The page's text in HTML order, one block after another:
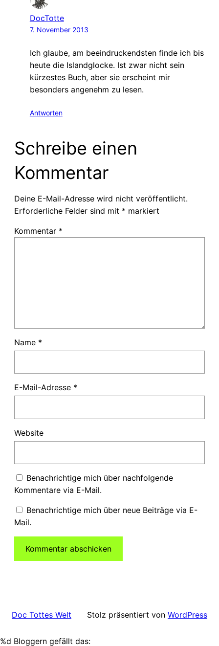
DocTotte
7. November 2013
Ich glaube, am beeindruckendsten finde ich bis
heute die Islandglocke. Ist zwar nicht sein
kürzestes Buch, aber sie erscheint mir
besonders angenehm zu lesen.
Antworten
Schreibe einen
Kommentar
Deine E-Mail-Adresse wird nicht veröffentlicht.
Erforderliche Felder sind mit * markiert
Kommentar *
Name *
E-Mail-Adresse *
Website
Benachrichtige mich über nachfolgende
Kommentare via E-Mail.
Benachrichtige mich über neue Beiträge via E-
Mail.
Doc Tottes Welt Stolz präsentiert von WordPress
%d Bloggern gefällt das: